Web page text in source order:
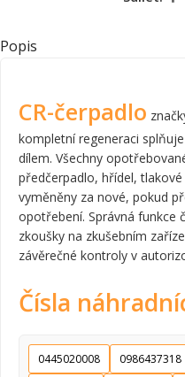
Popis
CR-čerpadlo
kompletní regeneraci
dílem. Všechny
předčerpadlo, hřídel,
vyměněny za nové, pokud
opotřebení. Správná funkce
zkoušky na zkušebním
závěrečné kontroly v
Čísla
0445020008 0986437318